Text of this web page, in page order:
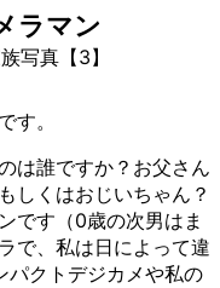
ラマン
す。
は誰ですか？お父さん
しくはおじいちゃん？
です（0歳の次男はま
で、私は日によって違
パクトデジカメや私の